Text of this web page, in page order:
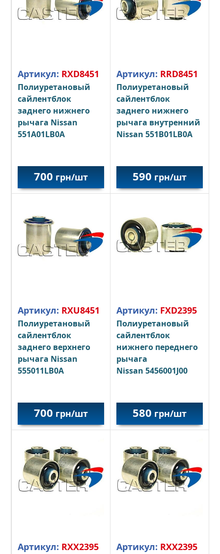
Артикул: RXD8451
Полиуретановый
сайлентблок
заднего нижнего
рычага Nissan
551A01LB0A
700 грн/шт
Артикул: RRD8451
Полиуретановый
сайлентблок
заднего нижнего
рычага внутренний
Nissan 551B01LB0A
590 грн/шт
Артикул: RXU8451
Полиуретановый
сайлентблок
заднего верхнего
рычага Nissan
555011LB0A
700 грн/шт
Артикул: FXD2395
Полиуретановый
сайлентблок
нижнего переднего
рычага
Nissan 5456001J00
580 грн/шт
Артикул: RXX2395 Артикул: RXX2395